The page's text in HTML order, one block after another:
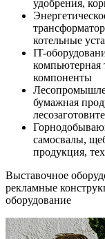
удобрения,
котельные
IT-
компьютерная
компоненты
бумажная
самосвалы,
продукция,
Выставочное
рекламные
оборудование